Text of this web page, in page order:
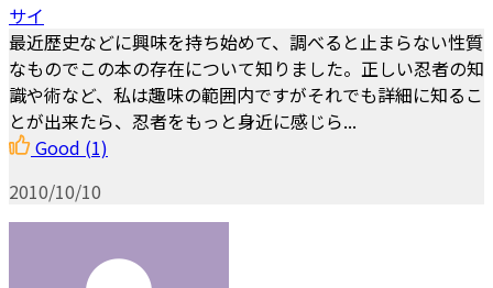
サイ
最近歴史などに興味を持ち始めて、調べると止まらない性質
なものでこの本の存在について知りました。正しい忍者の知
識や術など、私は趣味の範囲内ですがそれでも詳細に知るこ
とが出来たら、忍者をもっと身近に感じら...
Good (1)
2010/10/10